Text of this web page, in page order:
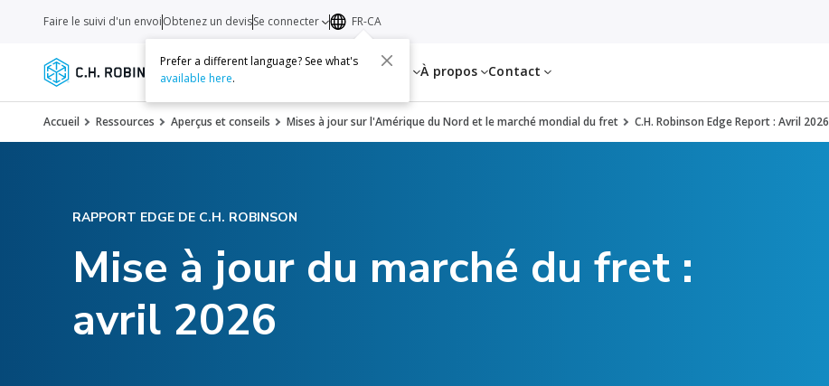
Services Transporteurs Ressources À propos Contact
Faire le suivi d'un envoiObtenez un devisSe connecter FR-CA
Prefer a different language? See what's
available here.
Accueil Ressources Aperçus et conseils Mises à jour sur l'Amérique du Nord et le marché mondial du fret C.H. Robinson Edge Report : Avril 2026
RAPPORT EDGE DE C.H. ROBINSON
Mise à jour du marché du fret :
avril 2026